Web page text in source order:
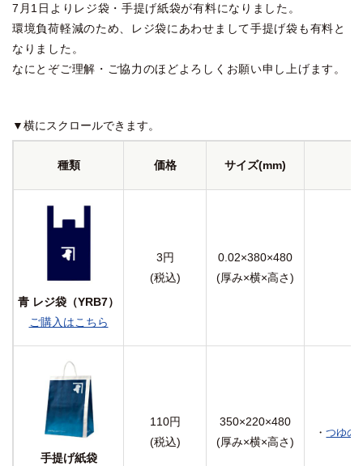
7月1日よりレジ袋・手提げ紙袋が有料になりました。
環境負荷軽減のため、レジ袋にあわせまして手提げ袋も有料と
なりました。
なにとぞご理解・ご協力のほどよろしくお願い申し上げます。
▼横にスクロールできます。
種類 価格 サイズ(mm)
青 レジ袋（YRB7）
ご購入はこちら
3円
(税込)
0.02×380×480
(厚み×横×高さ)
手提げ紙袋
110円
(税込)
350×220×480
(厚み×横×高さ)
・つゆの